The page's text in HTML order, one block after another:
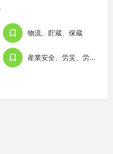
物流、貯蔵、保蔵
産業安全、労災、労務管理